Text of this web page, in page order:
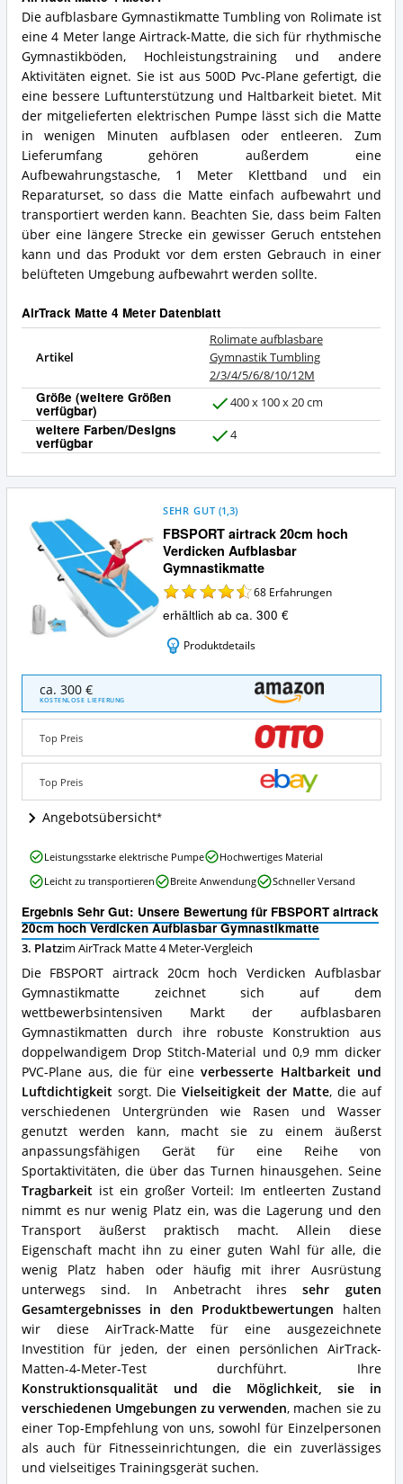
Die aufblasbare Gymnastikmatte Tumbling von Rolimate ist
eine 4 Meter lange Airtrack-Matte, die sich für rhythmische
Gymnastikböden, Hochleistungstraining und andere
Aktivitäten eignet. Sie ist aus 500D Pvc-Plane gefertigt, die
eine bessere Luftunterstützung und Haltbarkeit bietet. Mit
der mitgelieferten elektrischen Pumpe lässt sich die Matte
in wenigen Minuten aufblasen oder entleeren. Zum
Lieferumfang gehören außerdem eine
Aufbewahrungstasche, 1 Meter Klettband und ein
Reparaturset, so dass die Matte einfach aufbewahrt und
transportiert werden kann. Beachten Sie, dass beim Falten
über eine längere Strecke ein gewisser Geruch entstehen
kann und das Produkt vor dem ersten Gebrauch in einer
belüfteten Umgebung aufbewahrt werden sollte.
AirTrack Matte 4 Meter Datenblatt
Artikel
Rolimate aufblasbare
Gymnastik Tumbling
2/3/4/5/6/8/10/12M
Größe (weitere Größen
verfügbar) 400 x 100 x 20 cm
weitere Farben/Designs
verfügbar 4
FBSPORT airtrack 20cm hoch
Verdicken Aufblasbar
Gymnastikmatte
SEHR GUT (1,3)
68 Erfahrungen
erhältlich ab ca. 300 €
Produktdetails
FBSPORT
airtrack
20cm
hoch
Verdicken
Aufblasbar
Gymnastikmatte
Angebote:
Wo
ist
AirTrack
Matte
Meter
erhältlich?
ca. 300 €
KOSTENLOSE LIEFERUNG
Top Preis
Top Preis
Angebotsübersicht
Ergebnis Sehr Gut: Unsere Bewertung für FBSPORT airtrack
20cm hoch Verdicken Aufblasbar Gymnastikmatte
3. Platzim AirTrack Matte 4 Meter-Vergleich
Die FBSPORT airtrack 20cm hoch Verdicken Aufblasbar
Gymnastikmatte zeichnet sich auf dem
wettbewerbsintensiven Markt der aufblasbaren
Gymnastikmatten durch ihre robuste Konstruktion aus
doppelwandigem Drop Stitch-Material und 0,9 mm dicker
PVC-Plane aus, die für eineverbesserte Haltbarkeit und
Luftdichtigkeitsorgt. DieVielseitigkeit der Matte, die auf
verschiedenen Untergründen wie Rasen und Wasser
genutzt werden kann, macht sie zu einem äußerst
anpassungsfähigen Gerät für eine Reihe von
Sportaktivitäten, die über das Turnen hinausgehen. Seine
Tragbarkeitist ein großer Vorteil: Im entleerten Zustand
nimmt es nur wenig Platz ein, was die Lagerung und den
Transport äußerst praktisch macht. Allein diese
Eigenschaft macht ihn zu einer guten Wahl für alle, die
wenig Platz haben oder häufig mit ihrer Ausrüstung
unterwegs sind. In Anbetracht ihressehr guten
Gesamtergebnisses in den Produktbewertungen halten
wir diese AirTrack-Matte für eine ausgezeichnete
Investition für jeden, der einen persönlichen AirTrack-
Matten-4-Meter-Test durchführt. Ihre
Konstruktionsqualität und die Möglichkeit, sie in
verschiedenen Umgebungen zu verwenden, machen sie zu
einer Top-Empfehlung von uns, sowohl für Einzelpersonen
als auch für Fitnesseinrichtungen, die ein zuverlässiges
und vielseitiges Trainingsgerät suchen.
FBSPORT
airtrack
20cm
Verdicken
Aufblasbar
Gymnastikmatte
Vorteile:
Was
spricht
für
diese
AirTrack
Matte
4
Meter?
Leistungsstarke elektrische Pumpe
Hochwertiges Material
Leicht zu transportieren
Breite Anwendung Schneller Versand